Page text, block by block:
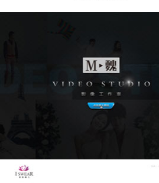
M魏影像工作室